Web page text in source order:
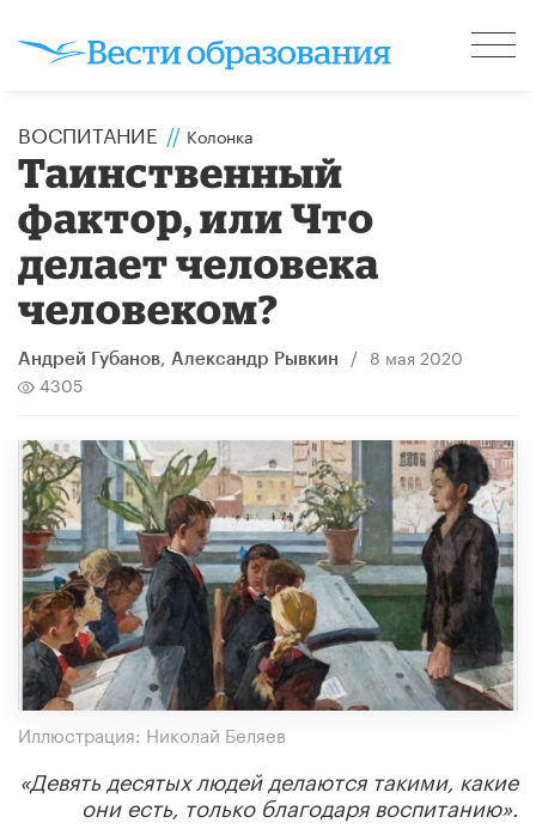
ВОСПИТАНИЕ // Колонка
Таинственный
фактор, или Что
делает человека
человеком?
Андрей Губанов, Александр Рывкин / 8 мая 2020
4305
Иллюстрация: Николай Беляев
«Девять десятых людей делаются такими, какие
они есть, только благодаря воспитанию».